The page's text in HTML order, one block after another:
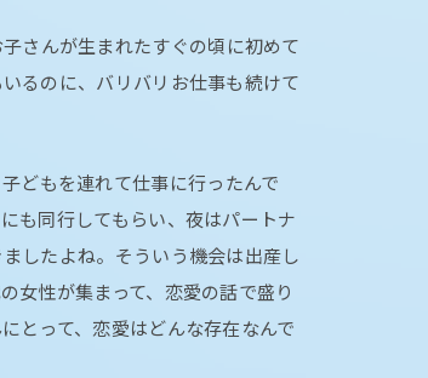
さんが生まれたすぐの頃に初めて
るのに、バリバリお仕事も続けて
どもを連れて仕事に行ったんで
も同行してもらい、夜はパートナ
したよね。そういう機会は出産し
女性が集まって、恋愛の話で盛り
とって、恋愛はどんな存在なんで